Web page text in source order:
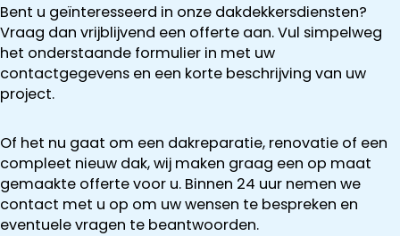
Bent u geïnteresseerd in onze dakdekkersdiensten?
Vraag dan vrijblijvend een offerte aan. Vul simpelweg
het onderstaande formulier in met uw
contactgegevens en een korte beschrijving van uw
project.
Of het nu gaat om een dakreparatie, renovatie of een
compleet nieuw dak, wij maken graag een op maat
gemaakte offerte voor u. Binnen 24 uur nemen we
contact met u op om uw wensen te bespreken en
eventuele vragen te beantwoorden.